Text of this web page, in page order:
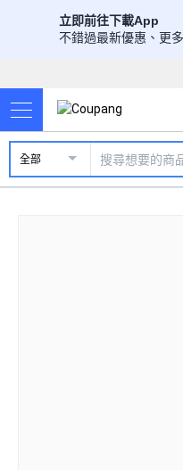
立即前往下載App
不錯過最新優惠、更
全部